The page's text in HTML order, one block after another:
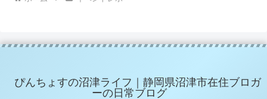
ぴんちょすの沼津ライフ｜静岡県沼津市在住ブロガ
ーの日常ブログ